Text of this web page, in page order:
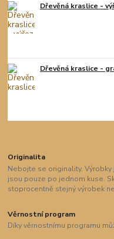
Dřevěná kraslice -
Dřevěná kraslice -
Originalita
Nebojte se originality.
jsou pouze po jednom kuse.
stoprocentně stejný výrobek
Věrnostní program
Díky věrnostnímu programu